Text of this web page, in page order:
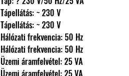
                Tápellátás: ~ 230 V
                Tápellátás: ~ 230 V
                Hálózati frekvencia: 50 Hz
                Hálózati frekvencia: 50 Hz
                Üzemi áramfelvétel: 25 VA
                Üzemi áramfelvétel: 25 VA